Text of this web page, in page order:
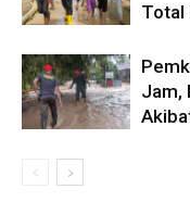
Total
Jam,